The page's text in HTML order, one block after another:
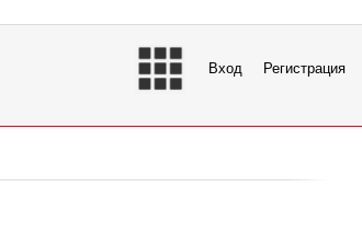
Вход Регистрация